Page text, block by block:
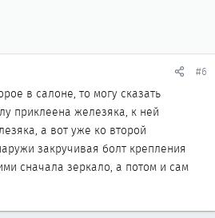
#6
в салоне, то могу сказать
приклеена железяка, к ней
а вот уже ко второй
закручивая болт крепления
сначала зеркало, а потом и сам